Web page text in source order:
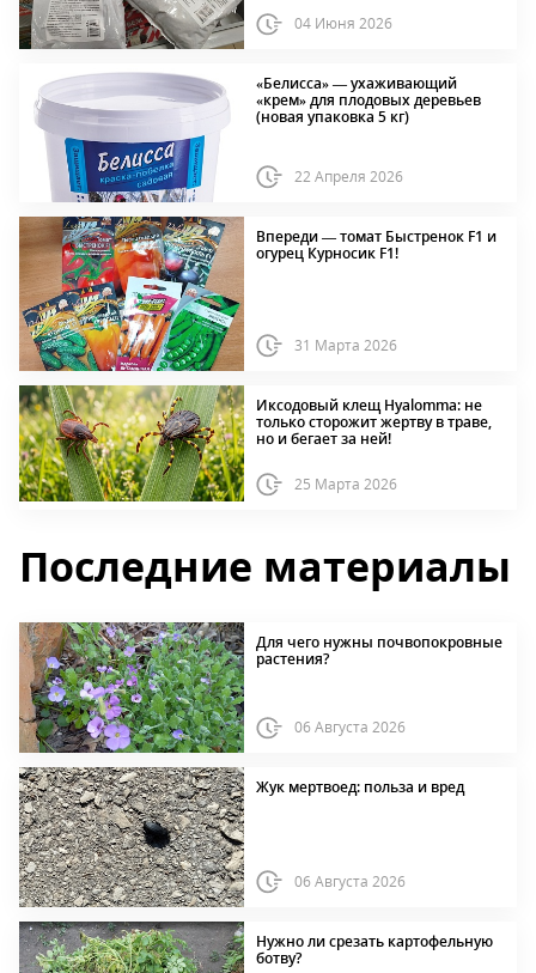
04 Июня 2026
«Белисса» — ухаживающий
«крем» для плодовых деревьев
(новая упаковка 5 кг)
22 Апреля 2026
Впереди — томат Быстренок F1 и
огурец Курносик F1!
31 Марта 2026
Иксодовый клещ Hyalomma: не
только сторожит жертву в траве,
но и бегает за ней!
25 Марта 2026
Последние материалы
Для чего нужны почвопокровные
растения?
06 Августа 2026
Жук мертвоед: польза и вред
06 Августа 2026
Нужно ли срезать картофельную
ботву?